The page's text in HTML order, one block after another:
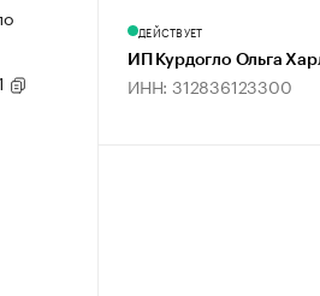
ДЕЙСТВУЕТ
ИП Курдогло Ольга
ИНН: 312836123300